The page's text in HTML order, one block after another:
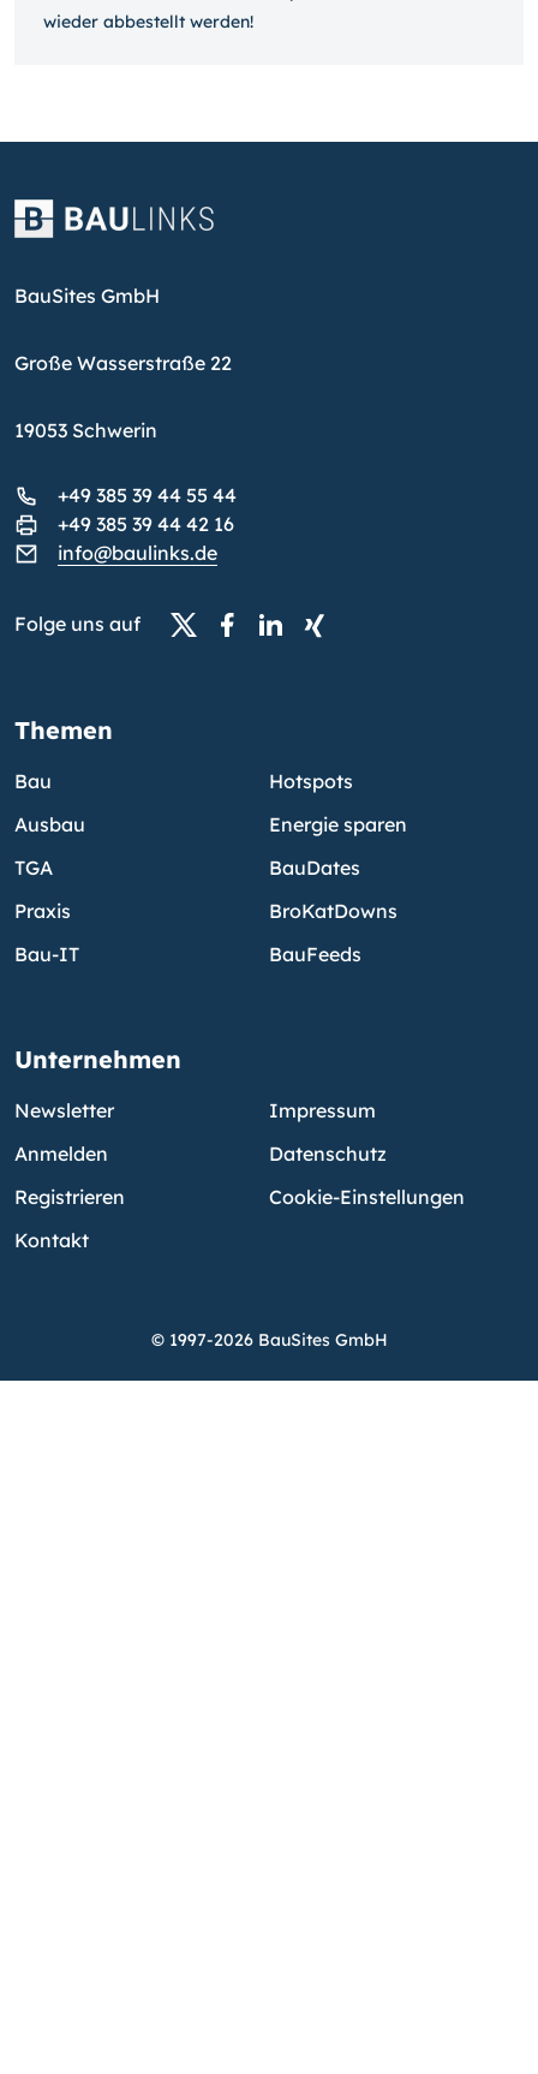
wieder ab­bestellt werden!
BauSites GmbH
Große Wasserstraße 22
19053 Schwerin
+49 385 39 44 55 44
+49 385 39 44 42 16
info@baulinks.de
Folge uns auf
Themen
Bau
Ausbau
TGA
Praxis
Bau-IT
Hotspots
Energie sparen
BauDates
BroKatDowns
BauFeeds
Unternehmen
Newsletter
Anmelden
Registrieren
Kontakt
Impressum
Datenschutz
Cookie-Einstellungen
© 1997-2026 BauSites GmbH